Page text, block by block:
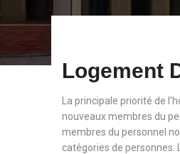
Logement
La principale priorité de
nouveaux membres du
membres du personnel
catégories de personnes.